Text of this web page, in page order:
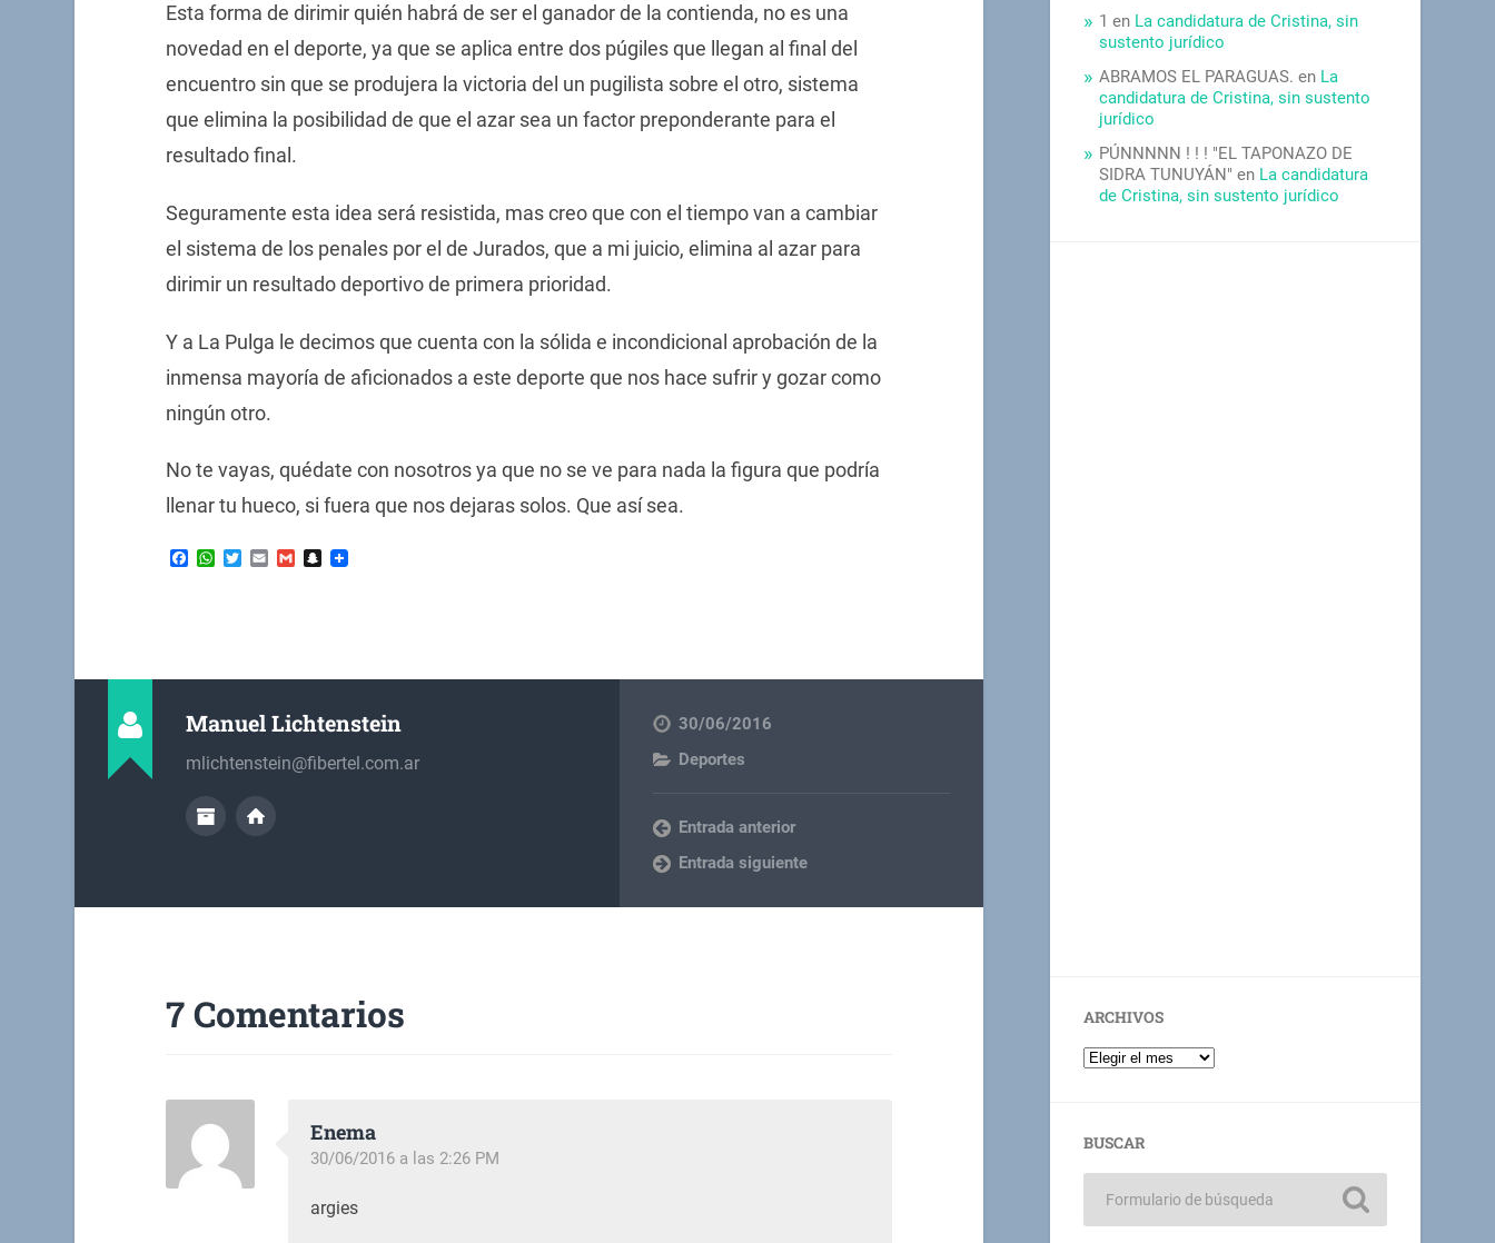
Esta forma de dirimir quién habrá de ser el ganador de la contienda, no es una
novedad en el deporte, ya que se aplica entre dos púgiles que llegan al final del
encuentro sin que se produjera la victoria del un pugilista sobre el otro, sistema
que elimina la posibilidad de que el azar sea un factor preponderante para el
resultado final.
Seguramente esta idea será resistida, mas creo que con el tiempo van a cambiar
el sistema de los penales por el de Jurados, que a mi juicio, elimina al azar para
dirimir un resultado deportivo de primera prioridad.
Y a La Pulga le decimos que cuenta con la sólida e incondicional aprobación de la
inmensa mayoría de aficionados a este deporte que nos hace sufrir y gozar como
ningún otro.
No te vayas, quédate con nosotros ya que no se ve para nada la figura que podría
llenar tu hueco, si fuera que nos dejaras solos. Que así sea.
Facebook
WhatsApp
Twitter
EmailGmailSnapchat
Manuel Lichtenstein
mlichtenstein@fibertel.com.ar
30/06/2016
Deportes
Entrada anterior
Entrada siguiente
7 Comentarios
Enema
30/06/2016 a las 2:26 PM
argies
1 en La candidatura de Cristina, sin
sustento jurídico
ABRAMOS EL PARAGUAS. en La
candidatura de Cristina, sin sustento
jurídico
PÚNNNNN ! ! ! "EL TAPONAZO DE
SIDRA TUNUYÁN" en La candidatura
de Cristina, sin sustento jurídico
ARCHIVOS
BUSCAR